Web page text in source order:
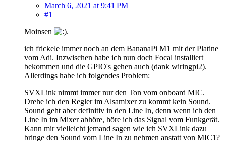
March 6, 2021 at 9:41 PM
#1
Moinsen
.
ich frickele immer noch an dem BananaPi M1 mit der Platine
vom Adi. Inzwischen habe ich nun doch Focal installiert
bekommen und die GPIO's gehen auch (dank wiringpi2).
Allerdings habe ich folgendes Problem:
SVXLink nimmt immer nur den Ton vom onboard MIC.
Drehe ich den Regler im Alsamixer zu kommt kein Sound.
Sound geht aber definitiv in den Line In, denn wenn ich den
Line In im Mixer abhöre, höre ich das Signal vom Funkgerät.
Kann mir vielleicht jemand sagen wie ich SVXLink dazu
bringe den Sound vom Line In zu nehmen anstatt von MIC1?